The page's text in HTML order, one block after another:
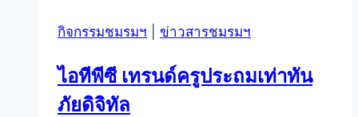
กิจกรรมชมรมฯ ข่าวสารชมรมฯ
ไอทีพีซี เทรนด์ครูประถมเท่าทัน
ภัยดิจิทัล